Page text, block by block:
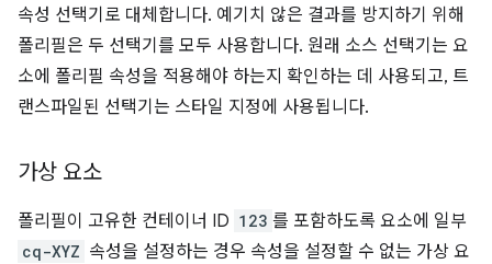
속성 선택기로 대체합니다. 예기치 않은 결과를 방지하기 위해
폴리필은 두 선택기를 모두 사용합니다. 원래 소스 선택기는 요
소에 폴리필 속성을 적용해야 하는지 확인하는 데 사용되고, 트
랜스파일된 선택기는 스타일 지정에 사용됩니다.
가상 요소
폴리필이 고유한 컨테이너 ID 123 를 포함하도록 요소에 일부
cq-XYZ 속성을 설정하는 경우 속성을 설정할 수 없는 가상 요